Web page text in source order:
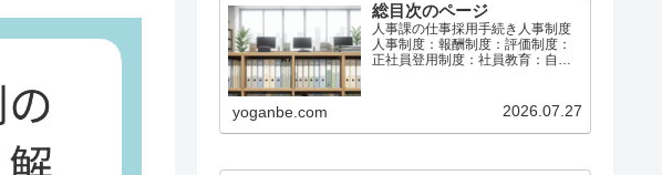
総目次のページ
人事課の仕事採用手続き人事制度
人事制度：報酬制度：評価制度：
正社員登用制度：社員教育：自己
育児介護休業等退職手続き総務課
害防止安全衛生：安全運転・車両
yoganbe.com 2026.07.27